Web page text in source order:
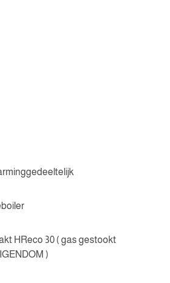
HReco 30 ( gas gestookt
)